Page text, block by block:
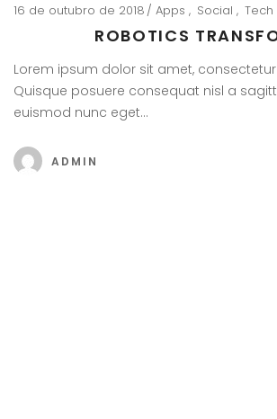
16 de outubro de 2018 Apps Social Tech
ROBOTICS
Lorem ipsum dolor sit amet,
Quisque posuere consequat nisl a
euismod nunc eget…
ADMIN